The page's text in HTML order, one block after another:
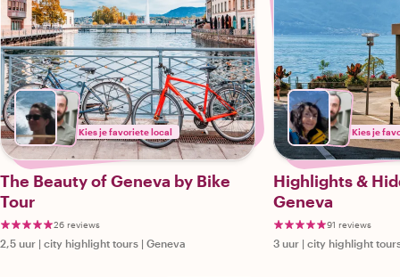
Kies je favoriete local
The Beauty of Geneva by Bike
Tour
26 reviews
2,5 uur | city highlight tours | Geneva
Kies je
Highlights &
Geneva
91 reviews
3 uur | city highlight